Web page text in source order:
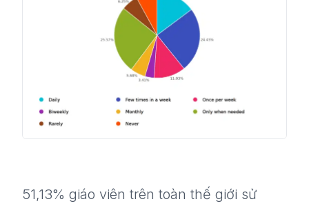
51,13% giáo viên trên toàn thế giới sử